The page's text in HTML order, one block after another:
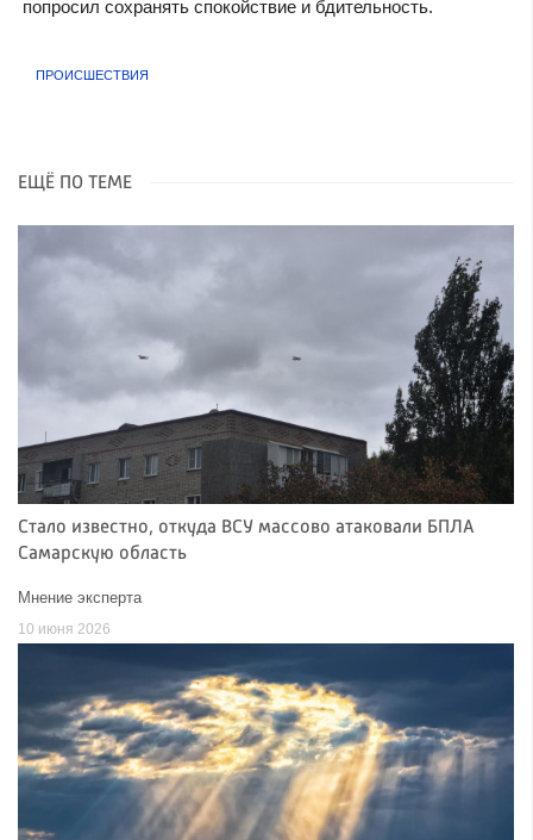
попросил сохранять спокойствие и бдительность.
ПРОИСШЕСТВИЯ
ЕЩЁ ПО ТЕМЕ
Стало известно, откуда ВСУ массово атаковали БПЛА
Самарскую область
Мнение эксперта
10 июня 2026